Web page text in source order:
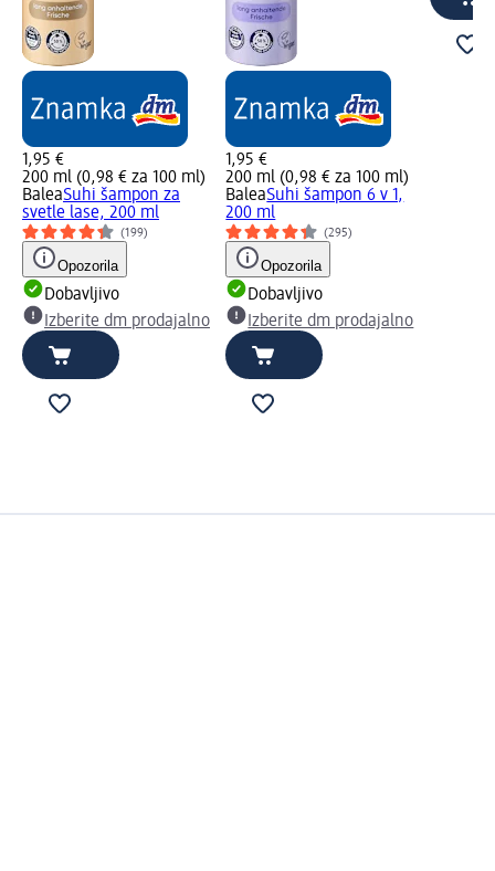
1,95 €
200 ml (0,98 € za 100 ml)
BaleaSuhi šampon za
svetle lase, 200 ml
(199)
Opozorila
Dobavljivo
Izberite dm prodajalno
1,95 €
200 ml (0,98 € za 100 ml)
BaleaSuhi šampon 6 v 1,
200 ml
(295)
Opozorila
Dobavljivo
Izberite dm prodajalno